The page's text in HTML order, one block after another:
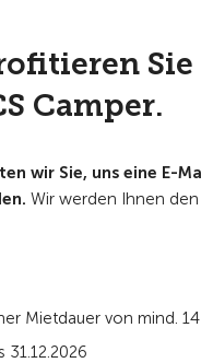
Sie
Camper.
wir Sie, uns eine E-
. Wir werden Ihnen
Mietdauer von mind.
31.12.2026